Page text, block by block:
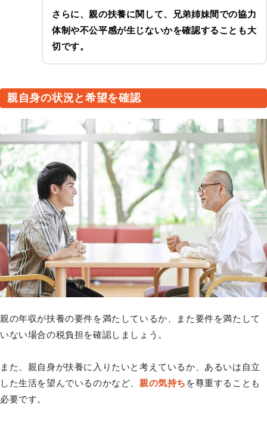
さらに、親の扶養に関して、兄弟姉妹間での協力
体制や不公平感が生じないかを確認することも大
切です。
親自身の状況と希望を確認
親の年収が扶養の要件を満たしているか、また要件を満たして
いない場合の税負担を確認しましょう。
また、親自身が扶養に入りたいと考えているか、あるいは自立
した生活を望んでいるのかなど、 親の気持ち を尊重することも
必要です。